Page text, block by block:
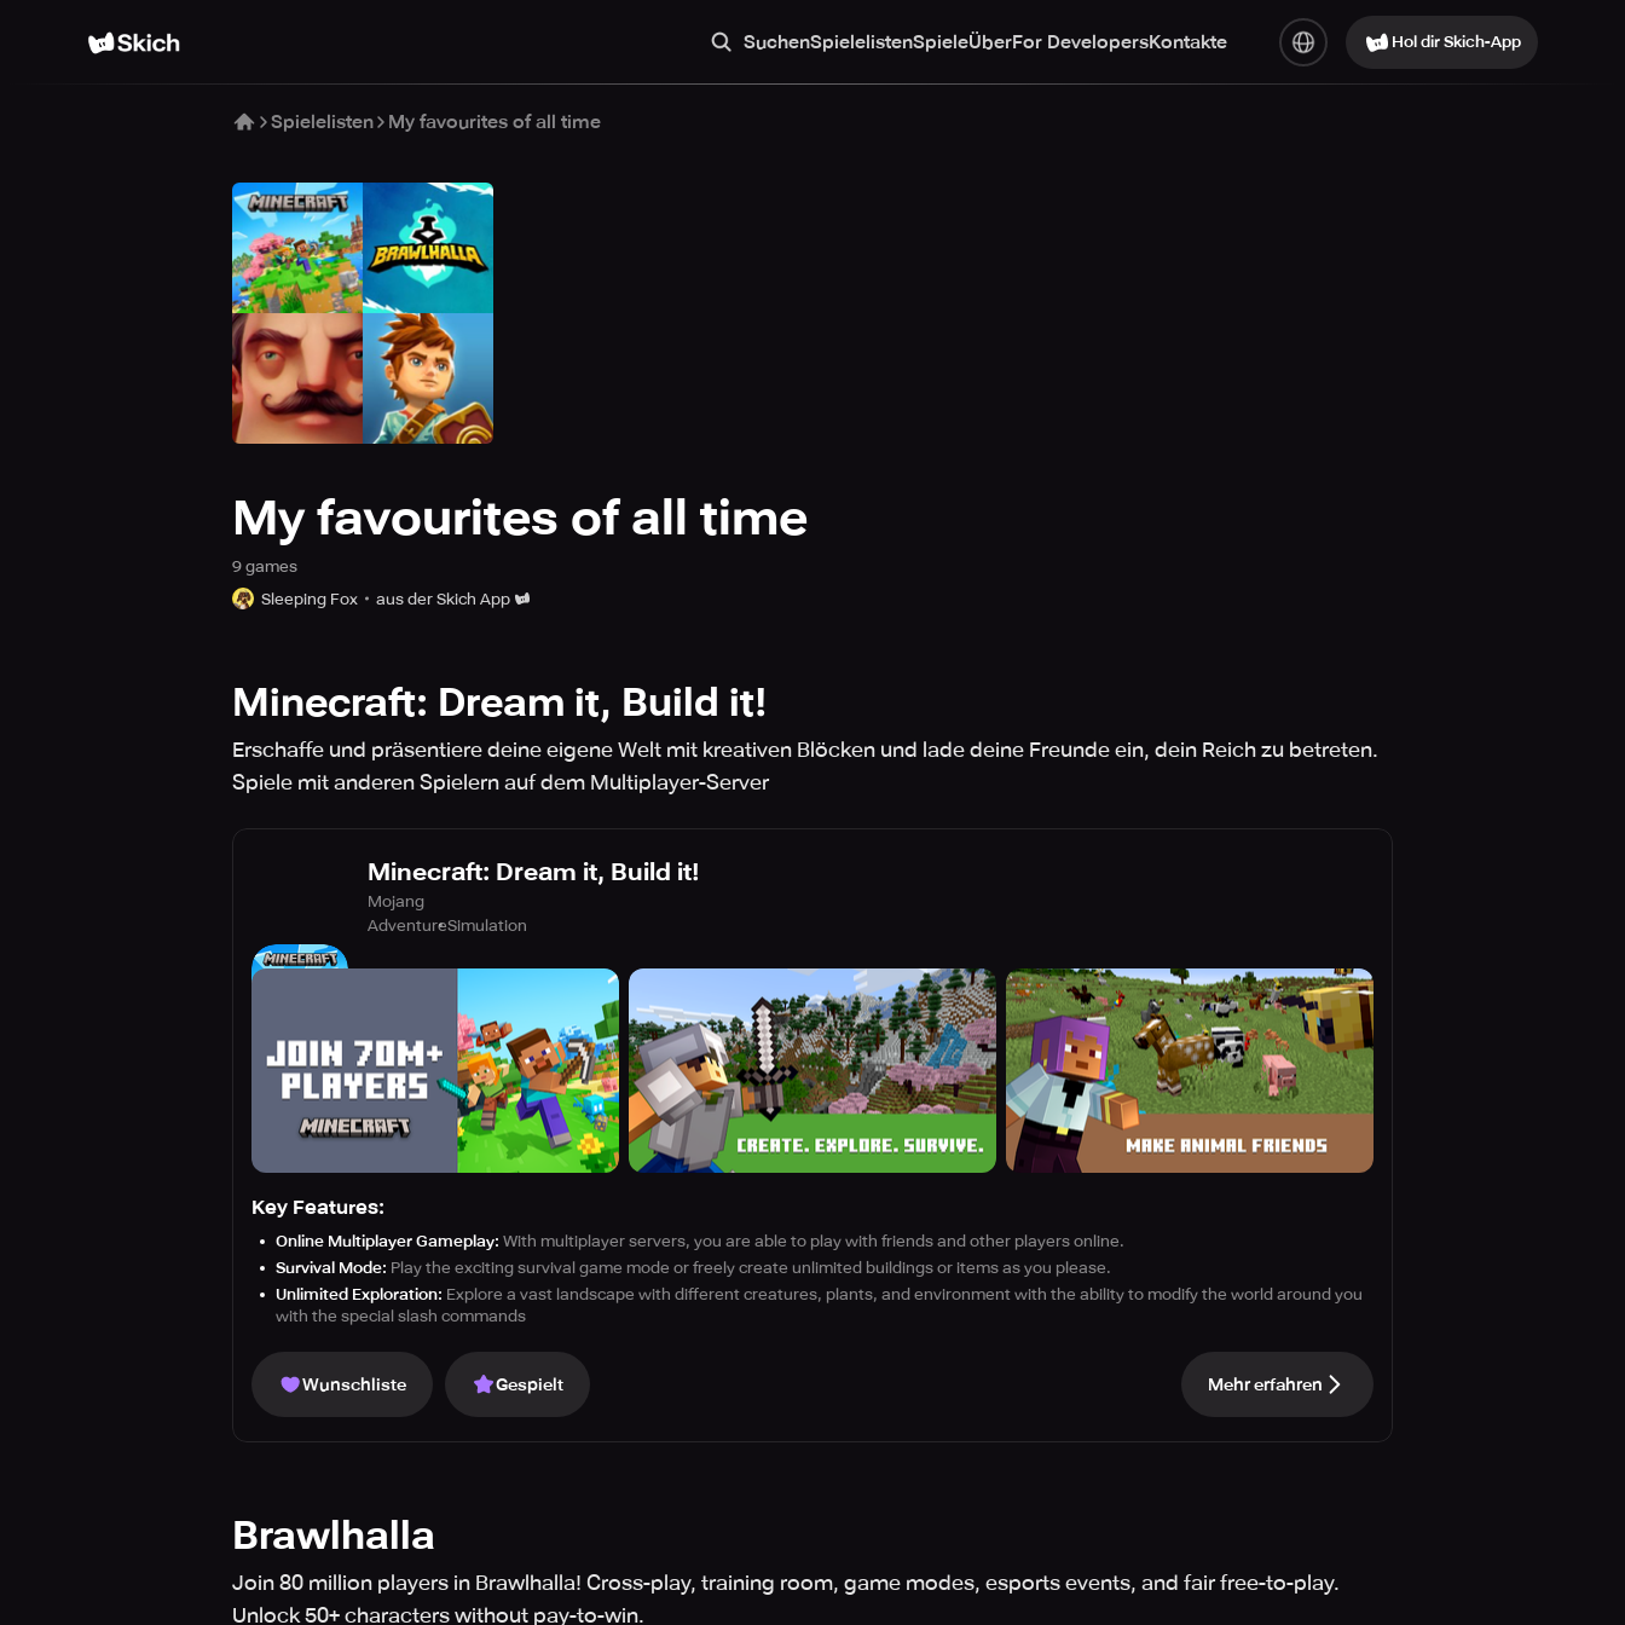
SuchenSpielelistenSpieleÜberFor DevelopersKontakte Hol dir Skich-App
Spielelisten My favourites of all time
My favourites of all time
9 games
Sleeping Fox
aus der Skich App
Minecraft: Dream it, Build it!
Erschaffe und präsentiere deine eigene Welt mit kreativen Blöcken und lade deine Freunde ein, dein Reich zu betreten.
Spiele mit anderen Spielern auf dem Multiplayer-Server
Minecraft: Dream it, Build it!
Mojang
AdventureSimulation
Key Features:
Online Multiplayer Gameplay: With multiplayer servers, you are able to play with friends and other players online.
Survival Mode: Play the exciting survival game mode or freely create unlimited buildings or items as you please.
Unlimited Exploration: Explore a vast landscape with different creatures, plants, and environment with the ability to modify the world around you
with the special slash commands
Wunschliste Gespielt Mehr erfahren
Brawlhalla
Join 80 million players in Brawlhalla! Cross-play, training room, game modes, esports events, and fair free-to-play.
Unlock 50+ characters without pay-to-win.